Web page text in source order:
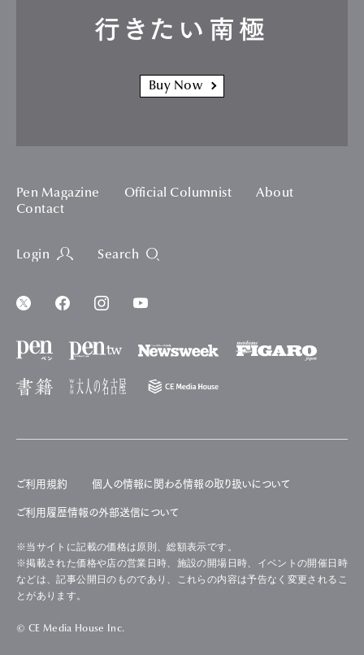
行きたい南極
Buy Now
Pen Magazine Official Columnist
About
Contact
Login Search
ご利用規約 個人の情報に関わる情報の取り扱いについて
ご利用履歴情報の外部送信について
※当サイトに記載の価格は原則、総額表示です。
※掲載された価格や店の営業日時、施設の開場日時、イベントの開催日時
などは、記事公開日のものであり、これらの内容は予告なく変更されるこ
とがあります。
© CE Media House Inc.